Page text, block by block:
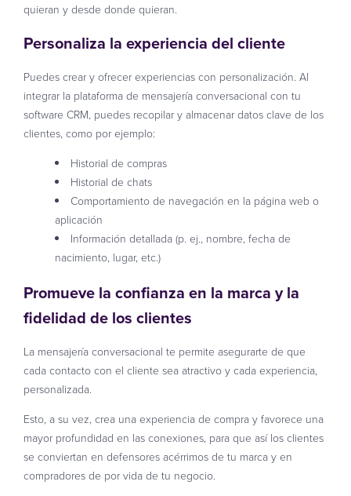
quieran y desde donde quieran.
Personaliza la experiencia del cliente
Puedes crear y ofrecer experiencias con personalización. Al
integrar la plataforma de mensajería conversacional con tu
software CRM, puedes recopilar y almacenar datos clave de los
clientes, como por ejemplo:
Historial de compras
Historial de chats
Comportamiento de navegación en la página web o
aplicación
Información detallada (p. ej., nombre, fecha de
nacimiento, lugar, etc.)
Promueve la confianza en la marca y la
fidelidad de los clientes
La mensajería conversacional te permite asegurarte de que
cada contacto con el cliente sea atractivo y cada experiencia,
personalizada.
Esto, a su vez, crea una experiencia de compra y favorece una
mayor profundidad en las conexiones, para que así los clientes
se conviertan en defensores acérrimos de tu marca y en
compradores de por vida de tu negocio.